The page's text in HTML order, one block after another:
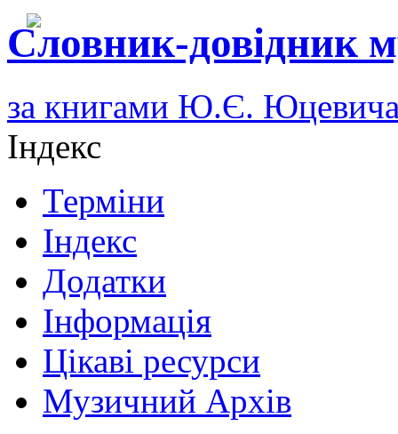
Словник-довідник
за книгами Ю.Є.
Індекс
Терміни
Індекс
Додатки
Інформація
Цікаві ресурси
Музичний Архів